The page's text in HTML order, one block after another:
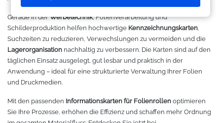
Laserbearbeitung
Großformatdrucker
Direct-to-Film Drucker
Solventdrucker
Sublimationsdrucker
Oracal 631
Oracal 651
Oracal 751
Oracal 951
Oracal 961
Graphtec
Ioline
ANA-GRAPH
Foison
P-Cut
Sweatshirt
Hemden
T-Shirts
Jacken
Caps
Makerspace - FabLab
Leasing
Gut loslegen mit dem Startpacket
Angebote
Anmelden
Gerade in derWerbetechnik, Folienverarbeitung und
Schilderproduktion helfen hochwertige Kennzeichnungskarten,
Suchzeiten zu reduzieren, Verwechslungen zu vermeiden und die
Lagerorganisation nachhaltig zu verbessern. Die Karten sind auf den
täglichen Einsatz ausgelegt, gut lesbar und praktisch in der
Anwendung – ideal für eine strukturierte Verwaltung Ihrer Folien
und Druckmedien.
Mit den passenden Informationskarten für Folienrollen optimieren
Sie Ihre Prozesse, erhöhen die Effizienz und schaffen mehr Ordnung